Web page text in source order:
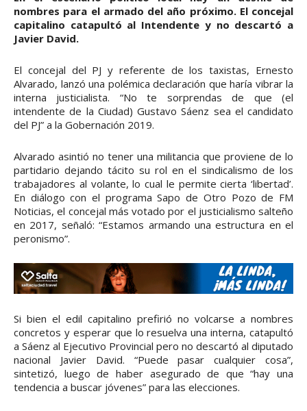
nombres para el armado del año próximo. El concejal
capitalino catapultó al Intendente y no descartó a
Javier David.
El concejal del PJ y referente de los taxistas, Ernesto
Alvarado, lanzó una polémica declaración que haría vibrar la
interna justicialista. “No te sorprendas de que (el
intendente de la Ciudad) Gustavo Sáenz sea el candidato
del PJ” a la Gobernación 2019.
Alvarado asintió no tener una militancia que proviene de lo
partidario dejando tácito su rol en el sindicalismo de los
trabajadores al volante, lo cual le permite cierta ‘libertad’.
En diálogo con el programa Sapo de Otro Pozo de FM
Noticias, el concejal más votado por el justicialismo salteño
en 2017, señaló: “Estamos armando una estructura en el
peronismo”.
Si bien el edil capitalino prefirió no volcarse a nombres
concretos y esperar que lo resuelva una interna, catapultó
a Sáenz al Ejecutivo Provincial pero no descartó al diputado
nacional Javier David. “Puede pasar cualquier cosa”,
sintetizó, luego de haber asegurado de que “hay una
tendencia a buscar jóvenes” para las elecciones.